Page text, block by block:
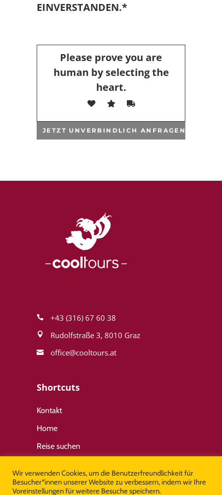
EINVERSTANDEN.*
Please prove you are
human by selecting the
heart.
+43 (316) 67 60 38
Rudolfstraße 3, 8010 Graz
office@cool­tours.at
Shortcuts
Kontakt
Home
Reise suchen
Wichtige Links
Wir verwenden Cookies, um die Benutzerfreundlichkeit für
Besucher*innen unserer Website zu verbessern, indem wir Ihre
Voreinstellungen für weitere Besuche speichern.